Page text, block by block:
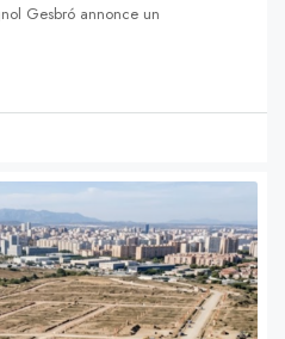
Gesbró annonce un